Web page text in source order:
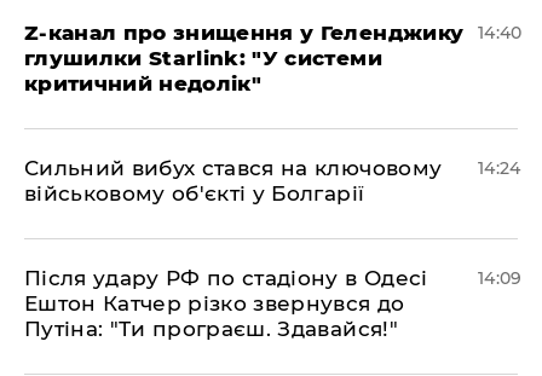
Z-канал про знищення у Геленджику
глушилки Starlink: "У системи
критичний недолік"
14:40
Сильний вибух стався на ключовому
військовому об'єкті у Болгарії
14:24
Після удару РФ по стадіону в Одесі
Ештон Катчер різко звернувся до
Путіна: "Ти програєш. Здавайся!"
14:09